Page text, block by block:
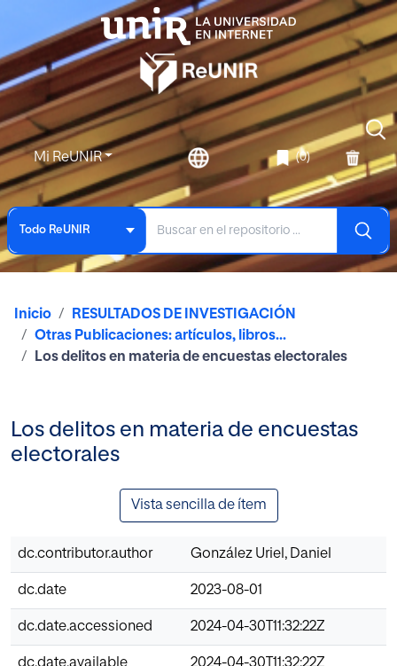
Mi ReUNIR (0)
Todo ReUNIR
Inicio
RESULTADOS DE INVESTIGACIÓN
Otras Publicaciones: artículos, libros...
Los delitos en materia de encuestas electorales
Los delitos en materia de encuestas
electorales
Vista sencilla de ítem
dc.contributor.author González Uriel, Daniel
dc.date 2023-08-01
dc.date.accessioned 2024-04-30T11:32:22Z
dc.date.available 2024-04-30T11:32:22Z